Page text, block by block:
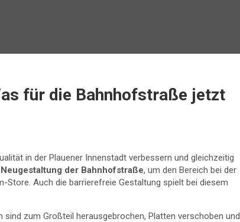
für die Bahnhofstraße jetzt
in der Plauener Innenstadt verbessern und gleichzeitig
Neugestaltung der Bahnhofstraße, um den Bereich bei der
Store. Auch die barrierefreie Gestaltung spielt bei diesem
sind zum Großteil herausgebrochen, Platten verschoben und